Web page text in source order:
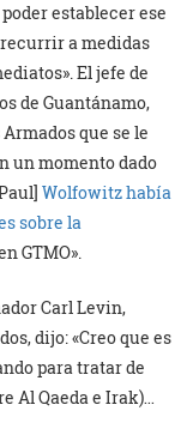
establecer ese
a medidas
El jefe de
de Guantánamo,
que se le
un momento dado
Wolfowitz había
sobre la
GTMO».
Carl Levin,
dijo: «Creo que es
para tratar de
Al Qaeda e Irak)…